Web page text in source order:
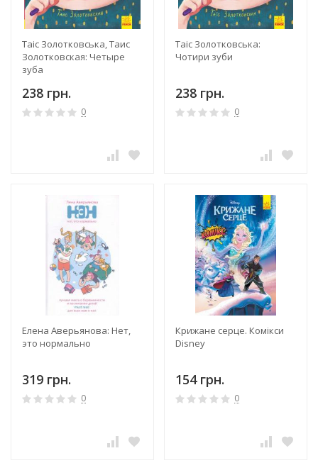
Таіс Золотковська, Таис
Золотковская: Четыре
зуба
238 грн.
0
Таіс Золотковська:
Чотири зуби
238 грн.
0
Елена Аверьянова: Нет,
это нормально
319 грн.
0
Крижане серце. Комікси
Disney
154 грн.
0